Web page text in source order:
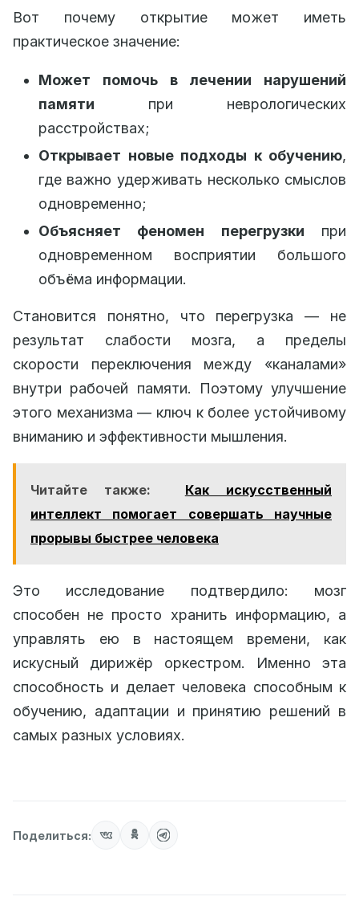
Вот почему открытие может иметь
практическое значение:
Может помочь в лечении нарушений
памяти при неврологических
расстройствах;
Открывает новые подходы к обучению,
где важно удерживать несколько смыслов
одновременно;
Объясняет феномен перегрузки при
одновременном восприятии большого
объёма информации.
Становится понятно, что перегрузка — не
результат слабости мозга, а пределы
скорости переключения между «каналами»
внутри рабочей памяти. Поэтому улучшение
этого механизма — ключ к более устойчивому
вниманию и эффективности мышления.
Читайте также:
Как искусственный
интеллект помогает совершать научные
прорывы быстрее человека
Это исследование подтвердило: мозг
способен не просто хранить информацию, а
управлять ею в настоящем времени, как
искусный дирижёр оркестром. Именно эта
способность и делает человека способным к
обучению, адаптации и принятию решений в
самых разных условиях.
Поделиться: